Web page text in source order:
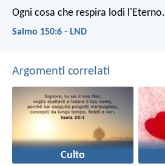
Ogni cosa che respira lodi l'Eterno.
Salmo 150:6 - LND
Argomenti correlati
Culto